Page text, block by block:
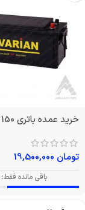
خرید عمده باتری 150 آمپر واریان
تومان
باقی مانده فقط: